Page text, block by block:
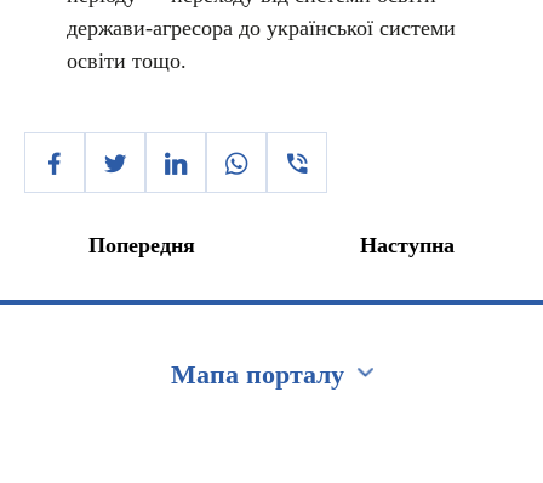
держави-агресора до української системи
освіти тощо.
Попередня Наступна
Мапа порталу